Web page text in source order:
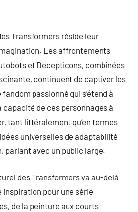
Transformers réside leur
Les affrontements
et Decepticons, combinées
continuent de captiver les
passionné qui s’étend à
capacité de ces personnages à
tant littéralement qu’en termes
universelles de adaptabilité
parlant avec un public large.
des Transformers va au-delà
inspiration pour une série
de la peinture aux courts